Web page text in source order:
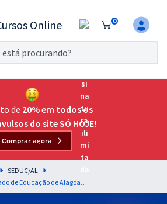
0
11
grátis por 7 dias!
Passar
para o Exame da
para as principais
de 20% em todos os
do site SÓ HOJE!
Comprar agora
SEDUC/AL
SEDUC AL - Secretaria de Estado de Educação de Alagoas - Professor - Disciplina 9: Matemática (Pós-Edital)